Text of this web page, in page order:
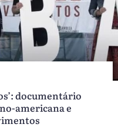
documentário
americana e